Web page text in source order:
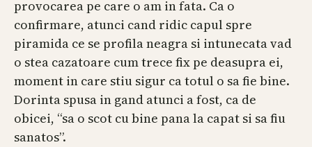
provocarea pe care o am in fata. Ca o
confirmare, atunci cand ridic capul spre
piramida ce se profila neagra si intunecata vad
o stea cazatoare cum trece fix pe deasupra ei,
moment in care stiu sigur ca totul o sa fie bine.
Dorinta spusa in gand atunci a fost, ca de
obicei, “sa o scot cu bine pana la capat si sa fiu
sanatos”.